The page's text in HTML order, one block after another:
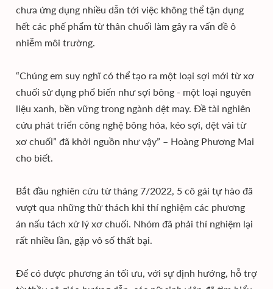
chưa ứng dụng nhiều dẫn tới việc không thể tận dụng
hết các phế phẩm từ thân chuối làm gây ra vấn đề ô
nhiễm môi trường.
“Chúng em suy nghĩ có thể tạo ra một loại sợi mới từ xơ
chuối sử dụng phổ biến như sợi bông - một loại nguyên
liệu xanh, bền vững trong ngành dệt may. Đề tài nghiên
cứu phát triển công nghệ bông hóa, kéo sợi, dệt vài từ
xơ chuối” đã khởi nguồn như vậy” – Hoàng Phương Mai
cho biết.
Bắt đầu nghiên cứu từ tháng 7/2022, 5 cô gái tự hào đã
vượt qua những thử thách khi thí nghiệm các phương
án nấu tách xử lý xơ chuối. Nhóm đã phải thí nghiệm lại
rất nhiều lần, gặp vô số thất bại.
Để có được phương án tối ưu, với sự định hướng, hỗ trợ